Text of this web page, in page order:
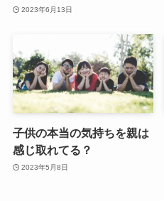
2023年6月13日
子供の本当の気持ちを親は
感じ取れてる？
2023年5月8日